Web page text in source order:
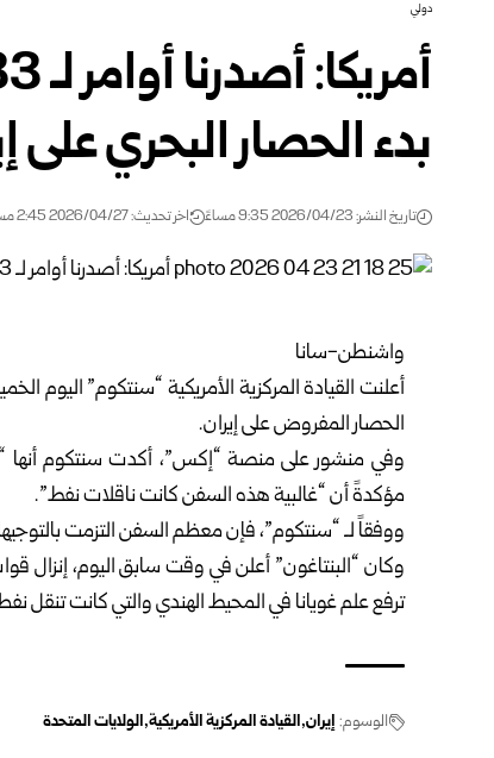
دولي
بدء الحصار البحري على
تاريخ النشر: 2026/04/23 9:35 مساءً اخر تحديث: 2026/04/27 2:45 مساءً
واشنطن-سانا
أعلنت القيادة المركزية الأمريكية
الحصار المفروض على إيران.
مؤكدةً أن “غالبية هذه السفن كانت ناقلات نفط”.
ووفقاً لـ “سنتكوم”، فإن معظم السفن التزمت
وكان “البنتاغون” أعلن في وقت سابق اليوم، إنزال
ترفع علم غويانا في المحيط الهندي والتي كانت تنقل
الوسوم: إيران القيادة المركزية الأمريكية الولايات المتحدة